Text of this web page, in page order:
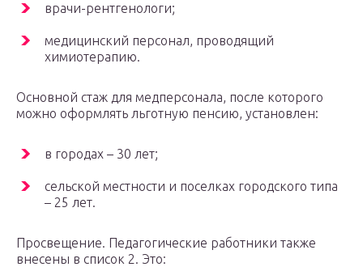
врачи-рентгенологи;
медицинский персонал, проводящий
химиотерапию.
Основной стаж для медперсонала, после которого
можно оформлять льготную пенсию, установлен:
в городах – 30 лет;
сельской местности и поселках городского типа
– 25 лет.
Просвещение. Педагогические работники также
внесены в список 2. Это: